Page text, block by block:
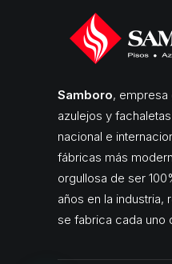
Samboro, empresa
azulejos y
nacional e
fábricas más
orgullosa de ser
años en la
se fabrica cada uno